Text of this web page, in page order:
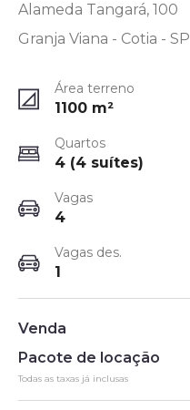
Alameda Tangará, 100
Granja Viana - Cotia - SP
Área terreno
1100 m²
Quartos
4 (4 suítes)
Vagas
4
Vagas des.
1
Venda
Pacote de locação
Todas as taxas já inclusas